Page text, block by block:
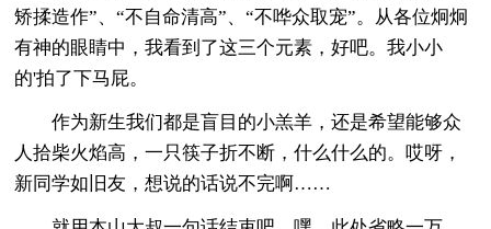
矫揉造作”、“不自命清高”、“不哗众取宠”。从各位炯炯
有神的眼睛中，我看到了这三个元素，好吧。我小小
的'拍了下马屁。
作为新生我们都是盲目的小羔羊，还是希望能够众
人拾柴火焰高，一只筷子折不断，什么什么的。哎呀，
新同学如旧友，想说的话说不完啊……